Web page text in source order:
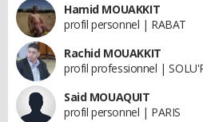
Hamid MOUAKKIT
profil personnel | RABAT
Rachid MOUAKKIT
profil professionnel |
Said MOUAQUIT
profil personnel | PARIS